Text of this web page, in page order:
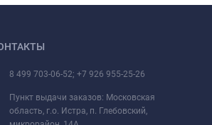
8 499 703-06-52; +7 926 955-25-26
Пункт выдачи заказов: Московская
область, г.о. Истра, п. Глебовский,